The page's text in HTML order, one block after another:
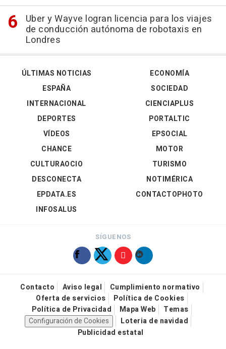
Uber y Wayve logran licencia para los viajes
de conducción autónoma de robotaxis en
Londres
ÚLTIMAS NOTICIAS
ESPAÑA
INTERNACIONAL
DEPORTES
VÍDEOS
ECONOMÍA
SOCIEDAD
CIENCIAPLUS
PORTALTIC
EPSOCIAL
CHANCE
CULTURAOCIO
DESCONECTA
EPDATA.ES
INFOSALUS
MOTOR
TURISMO
NOTIMÉRICA
CONTACTOPHOTO
SÍGUENOS
Contacto Aviso legal
Cumplimiento normativo
Oferta de servicios
Política de Cookies
Política de Privacidad
Mapa Web
Temas
Configuración de Cookies
Loteria de navidad
Publicidad estatal